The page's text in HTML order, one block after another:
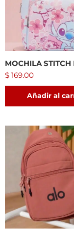
MOCHILA STITCH
$ 169.00
Añadir al